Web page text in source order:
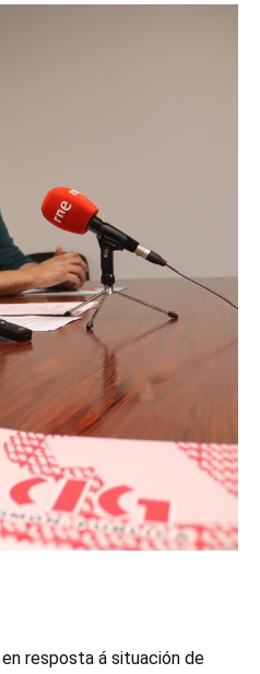
resposta á situación de